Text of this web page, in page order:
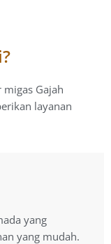
Gajah
layanan
yang
yang mudah.
yang
yang mudah.